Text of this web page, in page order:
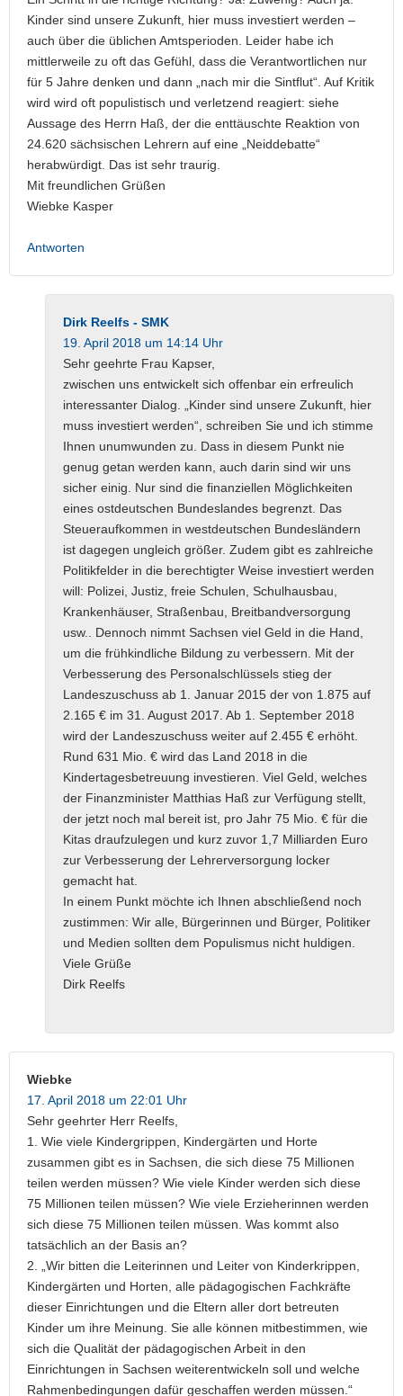
Kinder sind unsere Zukunft, hier muss investiert werden –
auch über die üblichen Amtsperioden. Leider habe ich
mittlerweile zu oft das Gefühl, dass die Verantwortlichen nur
für 5 Jahre denken und dann „nach mir die Sintflut“. Auf Kritik
wird wird oft populistisch und verletzend reagiert: siehe
Aussage des Herrn Haß, der die enttäuschte Reaktion von
24.620 sächsischen Lehrern auf eine „Neiddebatte“
herabwürdigt. Das ist sehr traurig.
Mit freundlichen Grüßen
Wiebke Kasper
Antworten
Dirk Reelfs - SMK
19. April 2018 um 14:14 Uhr
Sehr geehrte Frau Kapser,
zwischen uns entwickelt sich offenbar ein erfreulich
interessanter Dialog. „Kinder sind unsere Zukunft, hier
muss investiert werden“, schreiben Sie und ich stimme
Ihnen unumwunden zu. Dass in diesem Punkt nie
genug getan werden kann, auch darin sind wir uns
sicher einig. Nur sind die finanziellen Möglichkeiten
eines ostdeutschen Bundeslandes begrenzt. Das
Steueraufkommen in westdeutschen Bundesländern
ist dagegen ungleich größer. Zudem gibt es zahlreiche
Politikfelder in die berechtigter Weise investiert werden
will: Polizei, Justiz, freie Schulen, Schulhausbau,
Krankenhäuser, Straßenbau, Breitbandversorgung
usw.. Dennoch nimmt Sachsen viel Geld in die Hand,
um die frühkindliche Bildung zu verbessern. Mit der
Verbesserung des Personalschlüssels stieg der
Landeszuschuss ab 1. Januar 2015 der von 1.875 auf
2.165 € im 31. August 2017. Ab 1. September 2018
wird der Landeszuschuss weiter auf 2.455 € erhöht.
Rund 631 Mio. € wird das Land 2018 in die
Kindertagesbetreuung investieren. Viel Geld, welches
der Finanzminister Matthias Haß zur Verfügung stellt,
der jetzt noch mal bereit ist, pro Jahr 75 Mio. € für die
Kitas draufzulegen und kurz zuvor 1,7 Milliarden Euro
zur Verbesserung der Lehrerversorgung locker
gemacht hat.
In einem Punkt möchte ich Ihnen abschließend noch
zustimmen: Wir alle, Bürgerinnen und Bürger, Politiker
und Medien sollten dem Populismus nicht huldigen.
Viele Grüße
Dirk Reelfs
Wiebke
17. April 2018 um 22:01 Uhr
Sehr geehrter Herr Reelfs,
1. Wie viele Kindergrippen, Kindergärten und Horte
zusammen gibt es in Sachsen, die sich diese 75 Millionen
teilen werden müssen? Wie viele Kinder werden sich diese
75 Millionen teilen müssen? Wie viele Erzieherinnen werden
sich diese 75 Millionen teilen müssen. Was kommt also
tatsächlich an der Basis an?
2. „Wir bitten die Leiterinnen und Leiter von Kinderkrippen,
Kindergärten und Horten, alle pädagogischen Fachkräfte
dieser Einrichtungen und die Eltern aller dort betreuten
Kinder um ihre Meinung. Sie alle können mitbestimmen, wie
sich die Qualität der pädagogischen Arbeit in den
Einrichtungen in Sachsen weiterentwickeln soll und welche
Rahmenbedingungen dafür geschaffen werden müssen.“